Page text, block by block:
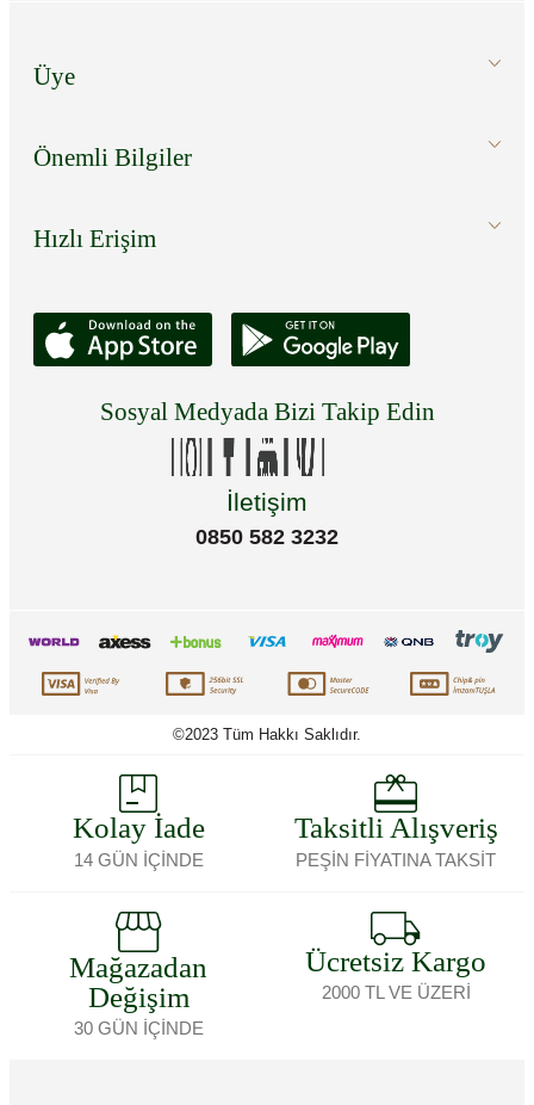
Üye
Önemli Bilgiler
Hızlı Erişim
Sosyal Medyada Bizi Takip Edin
İletişim
0850 582 3232
©2023 Tüm Hakkı Saklıdır.
Kolay İade
14 GÜN İÇİNDE
Taksitli Alışveriş
PEŞİN FİYATINA TAKSİT
Mağazadan
Değişim
30 GÜN İÇİNDE
Ücretsiz Kargo
2000 TL VE ÜZERİ